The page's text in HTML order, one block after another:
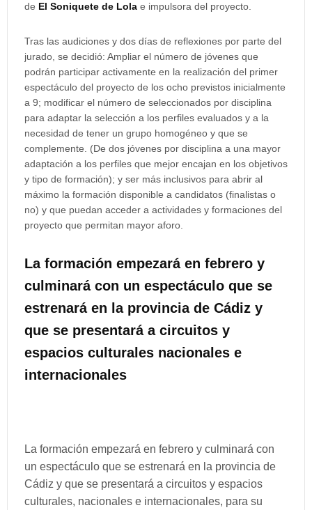
de El Soniquete de Lola e impulsora del proyecto.
Tras las audiciones y dos días de reflexiones por parte del
jurado, se decidió: Ampliar el número de jóvenes que
podrán participar activamente en la realización del primer
espectáculo del proyecto de los ocho previstos inicialmente
a 9; modificar el número de seleccionados por disciplina
para adaptar la selección a los perfiles evaluados y a la
necesidad de tener un grupo homogéneo y que se
complemente. (De dos jóvenes por disciplina a una mayor
adaptación a los perfiles que mejor encajan en los objetivos
y tipo de formación); y ser más inclusivos para abrir al
máximo la formación disponible a candidatos (finalistas o
no) y que puedan acceder a actividades y formaciones del
proyecto que permitan mayor aforo.
La formación empezará en febrero y
culminará con un espectáculo que se
estrenará en la provincia de Cádiz y
que se presentará a circuitos y
espacios culturales nacionales e
internacionales
La formación empezará en febrero y culminará con
un espectáculo que se estrenará en la provincia de
Cádiz y que se presentará a circuitos y espacios
culturales, nacionales e internacionales, para su